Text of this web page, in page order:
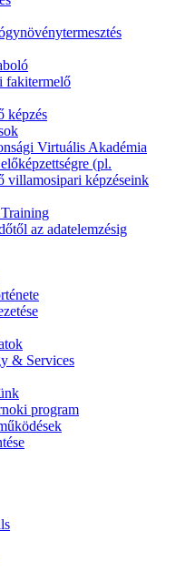
fakitermelő
képzés
Virtuális Akadémia
(pl.
villamosipari képzéseink
az adatelemzésig
& Services
program